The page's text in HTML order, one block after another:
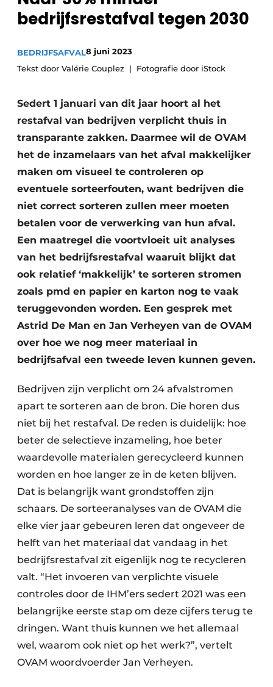
recyclingstroom in België
Vacature aanmelden
Vacatures
Video’s
Safety First
Kranen
Detectieapparatuur
Persen
Stofbeheersing
Uitrustingsstukken
Transportbanden
Zeven & Brekers
Bedrijfsafval
Elektronisch Afval
Glasrecyclage
Houtafval
Medisch afval
Metaalrecyclage
Papierafval
Textielrecyclage
bedrijfsrestafval tegen 2030
BEDRIJFSAFVAL8 juni 2023
Tekst door Valérie Couplez
Fotografie door iStock
Sedert 1 januari van dit jaar hoort al het
restafval van bedrijven verplicht thuis in
transparante zakken. Daarmee wil de OVAM
het de inzamelaars van het afval makkelijker
maken om visueel te controleren op
eventuele sorteerfouten, want bedrijven die
niet correct sorteren zullen meer moeten
betalen voor de verwerking van hun afval.
Een maatregel die voortvloeit uit analyses
van het bedrijfsrestafval waaruit blijkt dat
ook relatief ‘makkelijk’ te sorteren stromen
zoals pmd en papier en karton nog te vaak
teruggevonden worden. Een gesprek met
Astrid De Man en Jan Verheyen van de OVAM
over hoe we nog meer materiaal in
bedrijfsafval een tweede leven kunnen geven.
Bedrijven zijn verplicht om 24 afvalstromen
apart te sorteren aan de bron. Die horen dus
niet bij het restafval. De reden is duidelijk: hoe
beter de selectieve inzameling, hoe beter
waardevolle materialen gerecycleerd kunnen
worden en hoe langer ze in de keten blijven.
Dat is belangrijk want grondstoffen zijn
schaars. De sorteeranalyses van de OVAM die
elke vier jaar gebeuren leren dat ongeveer de
helft van het materiaal dat vandaag in het
bedrijfs­restafval zit eigenlijk nog te recycleren
valt. “Het invoeren van verplichte visuele
controles door de IHM’ers sedert 2021 was een
belangrijke eerste stap om deze cijfers terug te
dringen. Want thuis kunnen we het allemaal
wel, waarom ook niet op het werk?”, vertelt
OVAM woordvoerder Jan Verheyen.